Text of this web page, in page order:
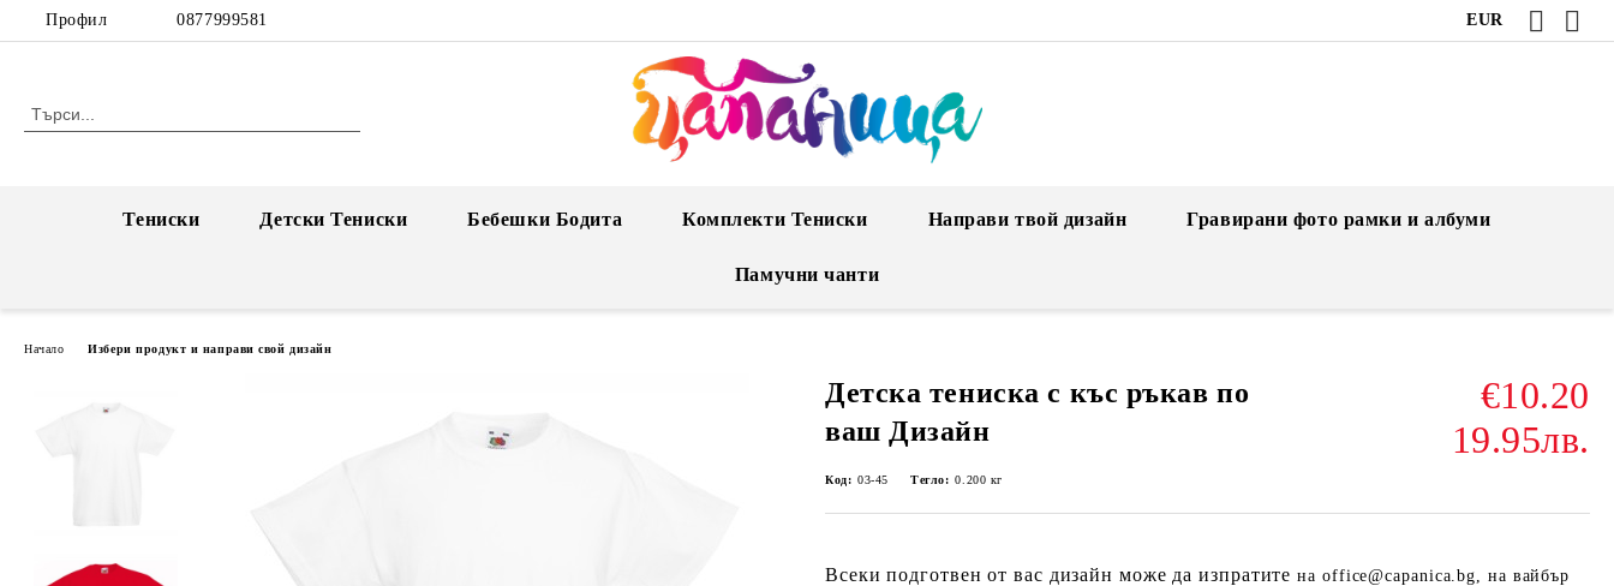
Профил 0877999581 EUR
Тениски Детски Тениски Бебешки Бодита Комплекти Тениски Направи твой дизайн Гравирани фото рамки и албуми
Памучни чанти
Начало Избери продукт и направи свой дизайн
Детска тениска с къс ръкав по
ваш Дизайн
€10.20
19.95лв.
Код: 03-45 Тегло: 0.200 кг
Всеки подготвен от вас дизайн може да изпратитена office@capanica.bg, на вайбър